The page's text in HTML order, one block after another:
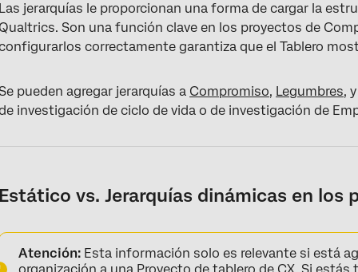
Cómo se generan las jerarquías
Tipos de Jerarquía adicionales
jerarquías le proporcionan una forma de cargar la
Son una función clave en los proyectos de
correctamente garantiza que el Tablero
pueden agregar jerarquías a Compromiso, Legumbres,
investigación de ciclo de vida o de investigación de
vs. Jerarquías dinámicas en los
Atención: Esta información solo es relevante si está